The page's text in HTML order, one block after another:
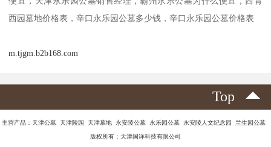
西园墓地价格表，辛口永乐园公墓多少钱，辛口永乐园公墓价格表
m.tjgm.b2b168.com
Top
主营产品：天津公墓 天津陵园 天津墓地 永安陵公墓 永乐园公墓 永安陵人文纪念园 兰生园公墓
版权所有：天津国详科技有限公司